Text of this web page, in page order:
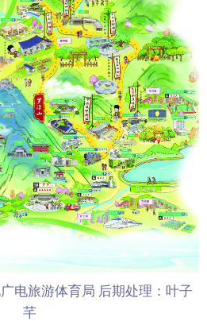
电旅游体育局 后期处理：叶子
芊